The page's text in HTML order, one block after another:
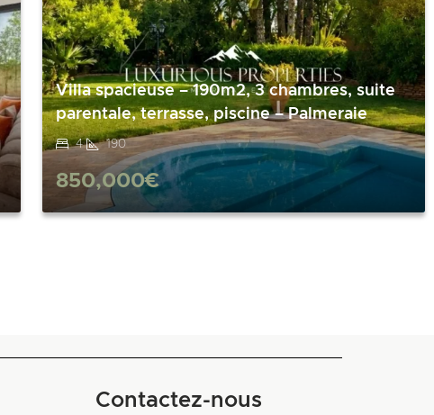
Villa spacieuse – 190m2, 3 chambres, suite
parentale, terrasse, piscine – Palmeraie
4 190
850,000€
Contactez-nous